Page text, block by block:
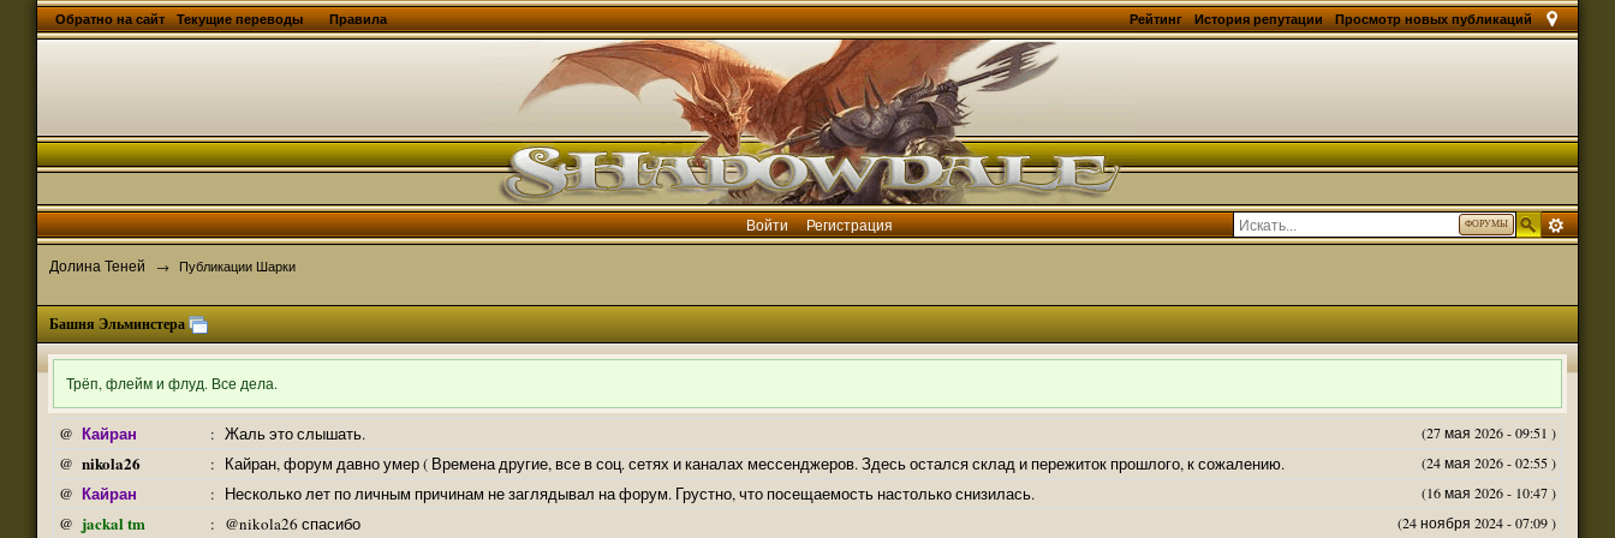
Просмотр новых публикаций
Обратно на сайт Текущие переводы История репутации
Рейтинг
Правила
ФОРУМЫ
Войти Регистрация
Долина Теней → Публикации Шарки
Башня Эльминстера
Трёп, флейм и флуд. Все дела.
@ Кайран : (27 мая 2026 - 09:51 )
Жаль это слышать.
@ nikola26 : (24 мая 2026 - 02:55 )
Кайран, форум давно умер ( Времена другие, все в соц. сетях и каналах мессенджеров. Здесь остался склад и пережиток прошлого, к сожалению.
@ Кайран : (16 мая 2026 - 10:47 )
Несколько лет по личным причинам не заглядывал на форум. Грустно, что посещаемость настолько снизилась.
@ jackal tm : (24 ноября 2024 - 07:09 )
@nikola26 спасибо